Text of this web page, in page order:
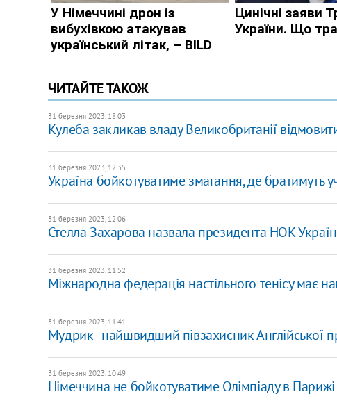
ЧИТАЙТЕ ТАКОЖ
31 березня 2023, 18:03
Кулеба закликав владу Великобританії
31 березня 2023, 12:35
Україна бойкотуватиме змагання, де братимуть
31 березня 2023, 12:06
Стелла Захарова назвала президента НОК
31 березня 2023, 11:52
Міжнародна федерація настільного тенісу має
31 березня 2023, 11:41
Мудрик - найшвидший півзахисник Англійської
31 березня 2023, 10:49
Німеччина не бойкотуватиме Олімпіаду в Парижі